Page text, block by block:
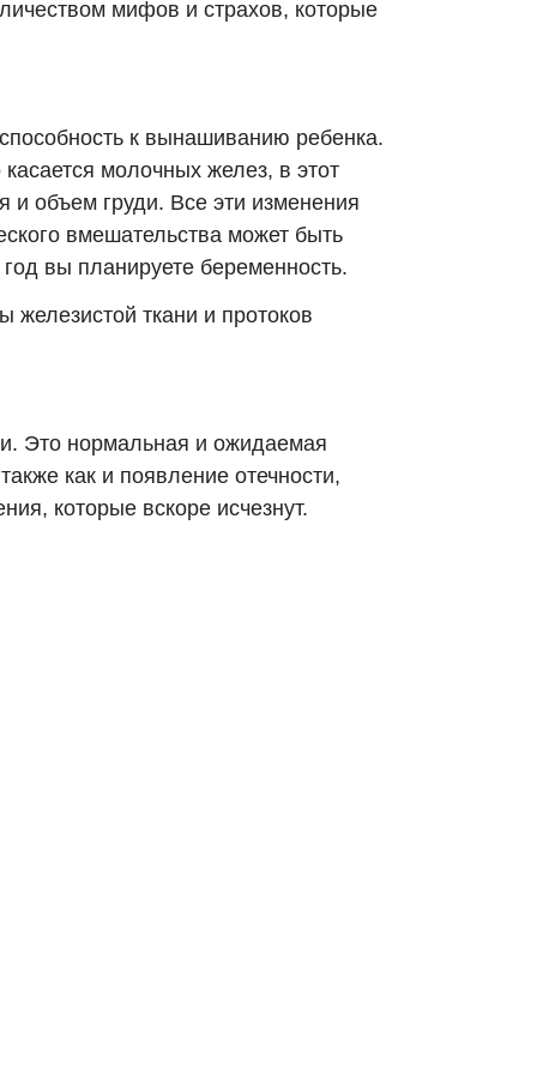
мифов и страхов, которые
к вынашиванию ребенка.
молочных желез, в этот
и объем груди. Все эти изменения
вмешательства может быть
вы планируете беременность.
железистой ткани и протоков
Это нормальная и ожидаемая
как и появление отечности,
которые вскоре исчезнут.